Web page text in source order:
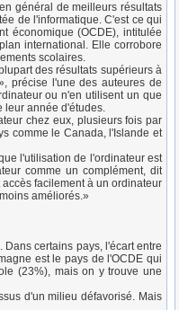
général de meilleurs résultats
de l'informatique. C'est ce qui
économique (OCDE), intitulée
international. Elle corrobore
scolaires.
des résultats supérieurs à
précise l'une des auteures de
ou n'en utilisent un que
leur année d'études.
chez eux, plusieurs fois par
comme le Canada, l'Islande et
l'utilisation de l'ordinateur est
comme un complément, dit
facilement à un ordinateur
améliorés.»
certains pays, l'écart entre
est le pays de l'OCDE qui
(23%), mais on y trouve une
d'un milieu défavorisé. Mais